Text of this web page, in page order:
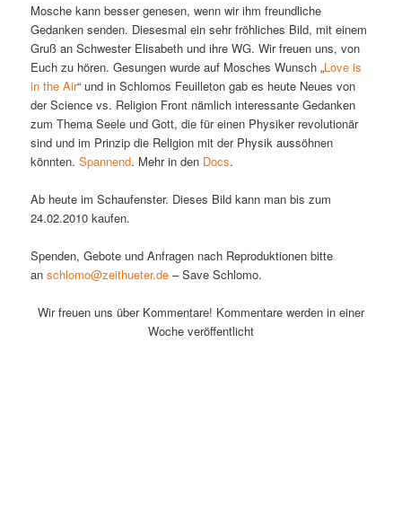
Mosche kann besser genesen, wenn wir ihm freundliche
Gedanken senden. Diesesmal ein sehr fröhliches Bild, mit einem
Gruß an Schwester Elisabeth und ihre WG. Wir freuen uns, von
Euch zu hören. Gesungen wurde auf Mosches Wunsch „Love is
in the Air“ und in Schlomos Feuilleton gab es heute Neues von
der Science vs. Religion Front nämlich interessante Gedanken
zum Thema Seele und Gott, die für einen Physiker revolutionär
sind und im Prinzip die Religion mit der Physik aussöhnen
könnten.Spannend. Mehr in den Docs.
Ab heute im Schaufenster. Dieses Bild kann man bis zum
24.02.2010 kaufen.
Spenden, Gebote und Anfragen nach Reproduktionen bitte
anschlomo@zeithueter.de – Save Schlomo.
Wir freuen uns über Kommentare! Kommentare werden in einer
Woche veröffentlicht